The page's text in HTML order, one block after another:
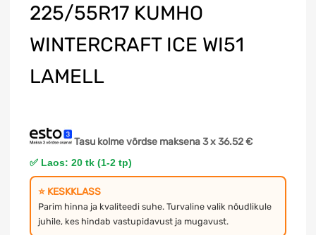
225/55R17 KUMHO
WINTERCRAFT ICE WI51
LAMELL
Tasu kolme võrdse maksena 3 x36.52€
✅ Laos: 20 tk (1-2 tp)
⭐ KESKKLASS
Parim hinna ja kvaliteedi suhe. Turvaline valik nõudlikule
juhile, kes hindab vastupidavust ja mugavust.